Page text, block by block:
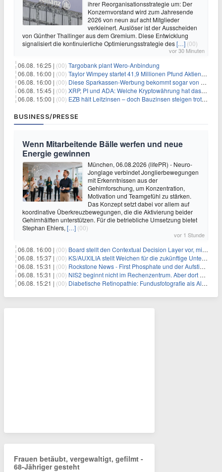
ihrer Reorganisationsstrategie um: Der
Konzernvorstand wird zum Jahresende
2026 von neun auf acht Mitglieder
verkleinert. Auslöser ist der Ausscheiden
von Günther Thallinger aus dem Gremium. Diese Entwicklung
signalisiert die kontinuierliche Optimierungsstrategie des[…] (00)
vor 30 Minuten
06.08. 16:25 | (00) Targobank plant Wero-Anbindung
06.08. 16:00 | (00) Taylor Wimpey startet 41,9 Millionen Pfund Aktienrückkauf – was Anleger wissen müssen
06.08. 16:00 | (00) Diese Sparkassen-Werbung bekommt sogar von der Konkurrenz Lob
06.08. 15:45 | (00) XRP, PI und ADA: Welche Kryptowährung hat das größte Potenzial im nächsten Bullenmarkt?
06.08. 15:00 | (00) EZB hält Leitzinsen – doch Bauzinsen steigen trotzdem: Das Nahost-Problem für Immobilienkäufer
BUSINESS/PRESSE
Wenn Mitarbeitende Bälle werfen und neue
Energie gewinnen
München, 06.08.2026 (lifePR) - Neuro-
Jonglage verbindet Jonglierbewegungen
mit Erkenntnissen aus der
Gehirnforschung, um Konzentration,
Motivation und Teamgefühl zu stärken.
Das Konzept setzt dabei vor allem auf
koordinative Überkreuzbewegungen, die die Aktivierung beider
Gehirnhälften unterstützen. Für die betriebliche Umsetzung bietet
Stephan Ehlers, […] (00)
vor 1 Stunde
06.08. 16:00 | (00) Board stellt den Contextual Decision Layer vor, mit dem Unternehmensdaten und KI-Investitionen in intelligentere Geschäftsentscheidungen umgesetzt wer
06.08. 15:37 | (00) KS/AUXILIA stellt Weichen für die zukünftige Unternehmensführung
06.08. 15:31 | (00) Rockstone News - First Phosphate und der Aufstieg der nordamerikanischen Batterie-Unabhängigkeit: Die Entstehung des Battery Valley in Québec
06.08. 15:31 | (00) NIS2 beginnt nicht im Rechenzentrum. Aber dort endet sie auch nicht.
06.08. 15:21 | (00) Diabetische Retinopathie: Fundusfotografie als Alternative zur Ophthalmoskopie
Frauen betäubt, vergewaltigt, gefilmt -
68-Jähriger gesteht